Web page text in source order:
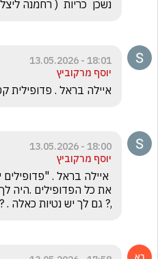
נשכן  כריות  ( רחמנה
18:01 - 13.05.2026
יוסף מרקוביץ
איילה בראל . פדופילית
18:00 - 13.05.2026
יוסף מרקוביץ
,? גם לך יש נטיות כאלה